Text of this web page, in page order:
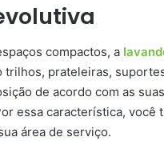
compactos, a
trilhos, prateleiras,
de acordo com as
essa característica, você
área de serviço.